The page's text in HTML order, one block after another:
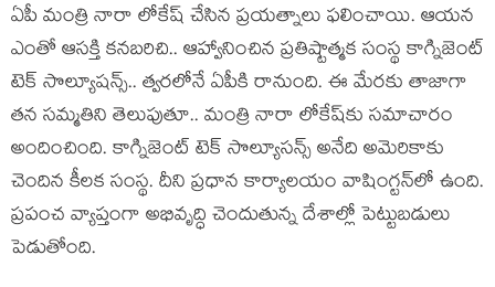
ఏపీ మంత్రి నారా లోకేష్ చేసిన ప్ర‌య‌త్నాలు ఫ‌లించాయి. ఆయ‌న
ఎంతో ఆస‌క్తి క‌న‌బ‌రిచి.. ఆహ్వానించిన ప్ర‌తిష్టాత్మ‌క సంస్థ కాగ్నిజెంట్
టెక్ సొల్యూష‌న్స్‌.. త్వ‌ర‌లోనే ఏపీకి రానుంది. ఈ మేర‌కు తాజాగా
త‌న స‌మ్మ‌తిని తెలుపుతూ.. మంత్రి నారా లోకేష్‌కు స‌మాచారం
అందించింది. కాగ్నిజెంట్ టెక్ సొల్యూస‌న్స్ అనేది అమెరికాకు
చెందిన కీల‌క సంస్థ‌. దీని ప్ర‌ధాన కార్యాల‌యం వాషింగ్ట‌న్‌లో ఉంది.
ప్ర‌పంచ వ్యాప్తంగా అభివృద్ధి చెందుతున్న దేశాల్లో పెట్టుబ‌డులు
పెడుతోంది.